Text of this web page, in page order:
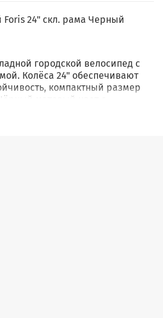
Foris 24" скл. рама Черный
городской велосипед с
Колёса 24" обеспечивают
компактный размер
матовый цвет с
выглядит стильно и
машины или под стол.
студентов, дачников и
и практичный велосипед